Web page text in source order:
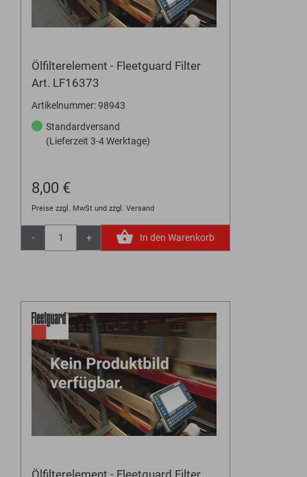
Ölfilterelement - Fleetguard Filter
Art. LF16373
Artikelnummer: 98943
Standardversand
(Lieferzeit 3-4 Werktage)
8,00 €
Preise zzgl. MwSt und zzgl. Versand
- + In den Warenkorb
Ölfilterelement - Fleetguard Filter